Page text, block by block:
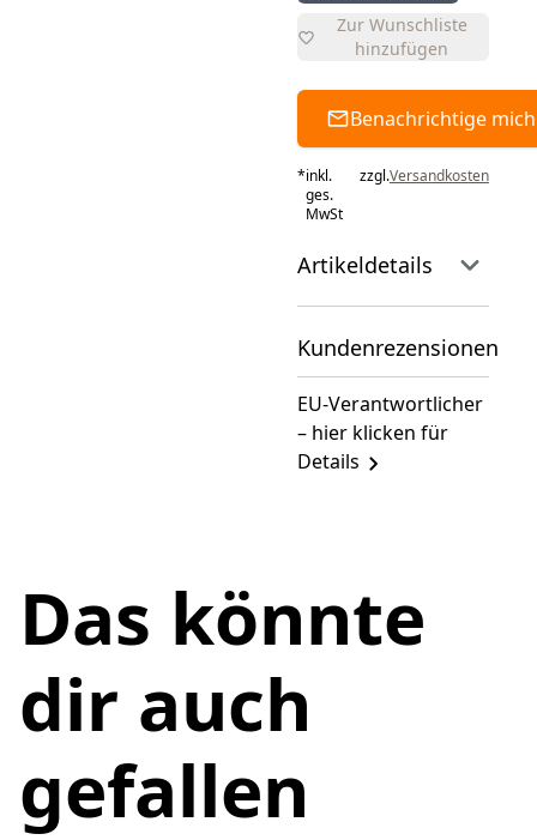
Zur Wunschliste
hinzufügen
Benachrichtige mich
*inkl.
ges.
MwSt
zzgl.Versandkosten
Artikeldetails
Kundenrezensionen
EU-Verantwortlicher
– hier klicken für
Details
Das könnte
dir auch
gefallen